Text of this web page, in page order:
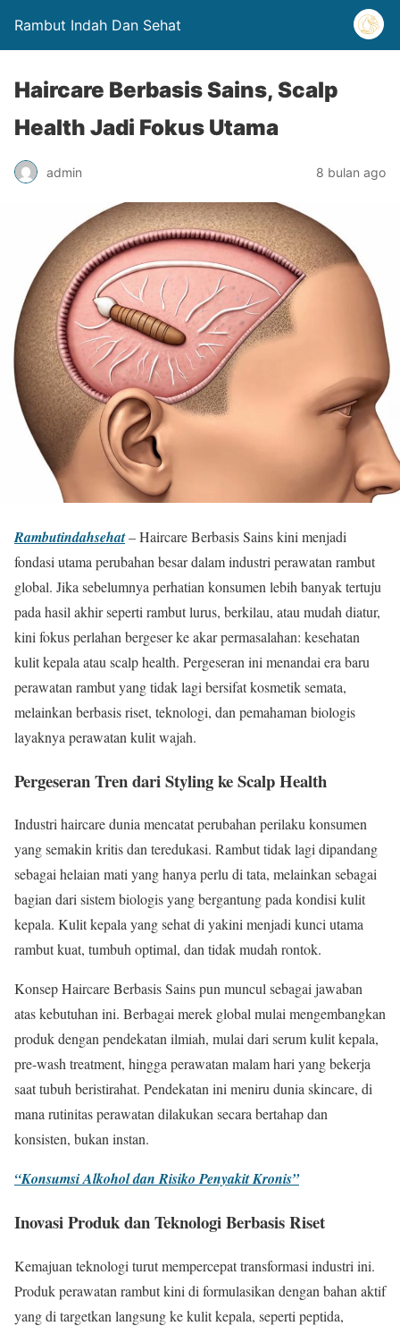
Rambut Indah Dan Sehat
Haircare Berbasis Sains, Scalp
Health Jadi Fokus Utama
admin 8 bulan ago
Rambutindahsehat– Haircare Berbasis Sains kini menjadi
fondasi utama perubahan besar dalam industri perawatan rambut
global. Jika sebelumnya perhatian konsumen lebih banyak tertuju
pada hasil akhir seperti rambut lurus, berkilau, atau mudah diatur,
kini fokus perlahan bergeser ke akar permasalahan: kesehatan
kulit kepala atau scalp health. Pergeseran ini menandai era baru
perawatan rambut yang tidak lagi bersifat kosmetik semata,
melainkan berbasis riset, teknologi, dan pemahaman biologis
layaknya perawatan kulit wajah.
Pergeseran Tren dari Styling ke Scalp Health
Industri haircare dunia mencatat perubahan perilaku konsumen
yang semakin kritis dan teredukasi. Rambut tidak lagi dipandang
sebagai helaian mati yang hanya perlu di tata, melainkan sebagai
bagian dari sistem biologis yang bergantung pada kondisi kulit
kepala. Kulit kepala yang sehat di yakini menjadi kunci utama
rambut kuat, tumbuh optimal, dan tidak mudah rontok.
Konsep Haircare Berbasis Sains pun muncul sebagai jawaban
atas kebutuhan ini. Berbagai merek global mulai mengembangkan
produk dengan pendekatan ilmiah, mulai dari serum kulit kepala,
pre-wash treatment, hingga perawatan malam hari yang bekerja
saat tubuh beristirahat. Pendekatan ini meniru dunia skincare, di
mana rutinitas perawatan dilakukan secara bertahap dan
konsisten, bukan instan.
“Konsumsi Alkohol dan Risiko Penyakit Kronis”
Inovasi Produk dan Teknologi Berbasis Riset
Kemajuan teknologi turut mempercepat transformasi industri ini.
Produk perawatan rambut kini di formulasikan dengan bahan aktif
yang di targetkan langsung ke kulit kepala, seperti peptida,